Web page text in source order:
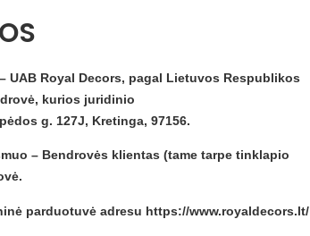
UAB Royal Decors, pagal Lietuvos Respublikos
kurios juridinio
g. 127J, Kretinga, 97156.
– Bendrovės klientas (tame tarpe tinklapio
parduotuvė adresu https://www.royaldecors.lt/